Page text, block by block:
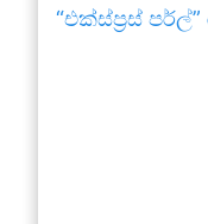
“එක්ස්ප්‍රස්